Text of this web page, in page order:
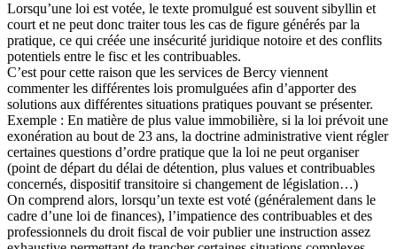
Lorsqu’une loi est votée, le texte promulgué est souvent sibyllin et
court et ne peut donc traiter tous les cas de figure générés par la
pratique, ce qui créée une insécurité juridique notoire et des conflits
potentiels entre le fisc et les contribuables.
C’est pour cette raison que les services de Bercy viennent
commenter les différentes lois promulguées afin d’apporter des
solutions aux différentes situations pratiques pouvant se présenter.
Exemple : En matière de plus value immobilière, si la loi prévoit une
exonération au bout de 23 ans, la doctrine administrative vient régler
certaines questions d’ordre pratique que la loi ne peut organiser
(point de départ du délai de détention, plus values et contribuables
concernés, dispositif transitoire si changement de législation…)
On comprend alors, lorsqu’un texte est voté (généralement dans le
cadre d’une loi de finances), l’impatience des contribuables et des
professionnels du droit fiscal de voir publier une instruction assez